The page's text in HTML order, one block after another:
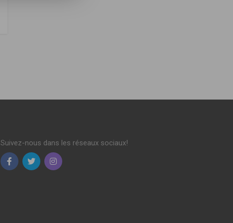
Suivez-nous dans les réseaux sociaux!